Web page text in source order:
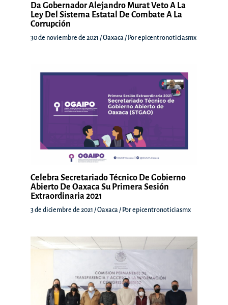
Da Gobernador Alejandro Murat Veto A La
Ley Del Sistema Estatal De Combate A La
Corrupción
30 de noviembre de 2021 /Oaxaca / Porepicentronoticiasmx
Celebra Secretariado Técnico De Gobierno
Abierto De Oaxaca Su Primera Sesión
Extraordinaria 2021
3 de diciembre de 2021 /Oaxaca / Porepicentronoticiasmx